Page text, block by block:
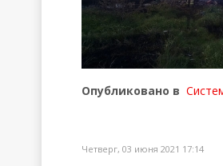
Опубликовано в
Четверг, 03 июня 2021 17:14